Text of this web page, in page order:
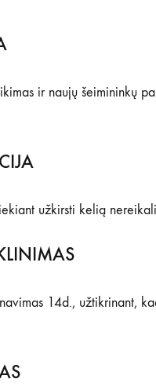
ir naujų šeimininkų
užkirsti kelią
14d., užtikrinant,